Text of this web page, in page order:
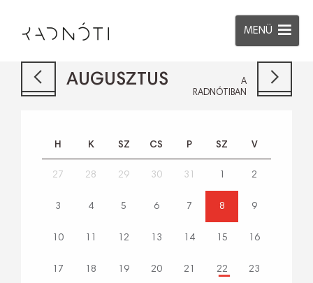
MENÜ
AUGUSZTUS
A
RADNÓTIBAN
H K SZ CS P SZ V
27 28 29 30 31 2
3 4 5 6 7 8 9
10 12 13 14 15 16
17 18 19 20 21 22 23